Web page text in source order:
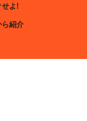
せよ!
ら紹介